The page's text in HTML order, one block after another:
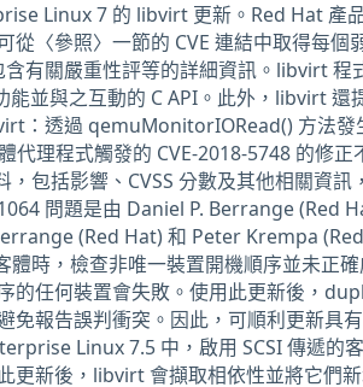
Linux 7 的 libvirt 更新。Red Hat 產
從〈參照〉一節的 CVE 連結中取得每個
含有關嚴重性評等的詳細資訊。libvirt 程
並與之互動的 C API。此外，libvirt 還
：透過 qemuMonitorIORead() 方法發
理程式觸發的 CVE-2018-5748 的修正
包括影響、CVSS 分數及其他相關資訊
問題是由 Daniel P. Berrange (Red
(Red Hat) 和 Peter Krempa
時，檢查非唯一裝置開機順序並未正
的任何裝置會失敗。使用此更新後，
免報告誤判衝突。因此，可順利更新具
Linux 7.5 中，啟用 SCSI 傳遞的
更新後，libvirt 會擷取相依性並將它們